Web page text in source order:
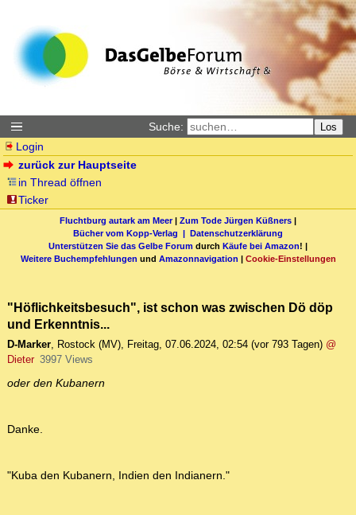
Suche: Los
Login
zurück zur Hauptseite
in Thread öffnen
Ticker
Fluchtburg autark am Meer| Zum Tode Jürgen Küßners |
Bücher vom Kopp-Verlag | Datenschutzerklärung
Unterstützen Sie das Gelbe Forum durch Käufe bei Amazon! |
Weitere Buchempfehlungen und Amazonnavigation | Cookie-Einstellungen
"Höflichkeitsbesuch", ist schon was zwischen Dö döp
und Erkenntnis...
D-Marker, Rostock (MV), Freitag, 07.06.2024, 02:54 (vor 793 Tagen) @
Dieter 3997 Views
oder den Kubanern
Danke.
"Kuba den Kubanern, Indien den Indianern."